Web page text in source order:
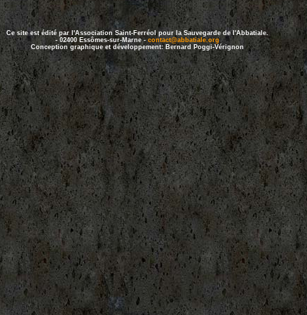
Ce site est édité par l'Association Saint-Ferréol pour la Sauvegarde de l'Abbatiale.
- 02400 Essômes-sur-Marne - contact@abbatiale.org
Conception graphique et développement: Bernard Poggi-Vérignon